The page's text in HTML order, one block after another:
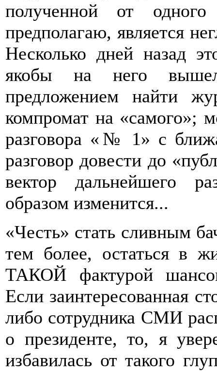
полученной от
предполагаю, является
Несколько дней назад
якобы на него
предложением найти
компромат на «самого»;
разговора «№ 1» с
разговор довести до
вектор дальнейшего
образом изменится...
«Честь» стать сливным
тем более, остаться в
ТАКОЙ фактурой
Если заинтересованная
либо сотрудника СМИ
о президенте, то, я
избавилась от такого